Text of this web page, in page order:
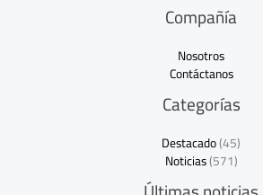
Compañía
Nosotros
Contáctanos
Categorías
Destacado(45)
Noticias(571)